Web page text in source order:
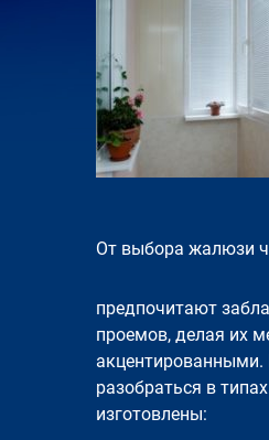
От выбора жалюзи
предпочитают
проемов, делая их
акцентированными.
разобраться в
изготовлены: